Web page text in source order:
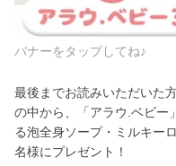
バナーをタップしてね♪
最後までお読みいただいた
の中から、「アラウ.ベビー
る泡全身ソープ・ミルキー
名様にプレゼント！